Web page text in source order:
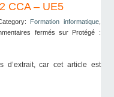
CCA – UE5
Formation informatique,
fermés sur Protégé :
d’extrait, car cet article est